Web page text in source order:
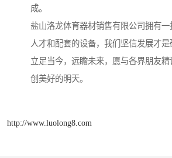
成。
盐山洛龙体育器材销售有限公司拥有
人才和配套的设备，我们坚信发展才是
立足当今，远瞻未来，愿与各界朋友
创美好的明天。
http://www.luolong8.com